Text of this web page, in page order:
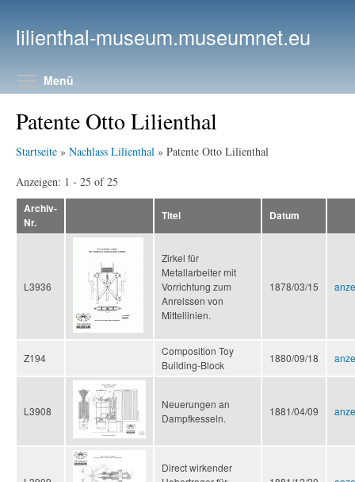
lilienthal-museum.museumnet.eu
Menü
Patente Otto Lilienthal
Startseite » Nachlass Lilienthal » Patente Otto Lilienthal
Anzeigen: 1 - 25 of 25
Archiv-
Nr.
Titel Datum
L3936
Zirkel für
Metallarbeiter mit
Vorrichtung zum
Anreissen von
Mittellinien.
1878/03/15
Z194
Composition Toy
Building-Block
1880/09/18
L3908
Neuerungen an
Dampfkesseln.
1881/04/09
Direct wirkender